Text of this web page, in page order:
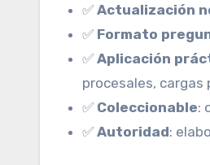
✅ Actualización
✅ Formato
✅ Aplicación
procesales, cargas
✅ Coleccionable:
✅ Autoridad: